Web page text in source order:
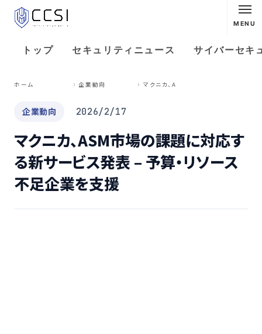
MENU
トップ セキュリティニュース サイバーセキ
ホーム 企業動向
企業動向 2026/2/17
マクニカ、ASM市場の課題に対応す
る新サービス発表 – 予算・リソース
不足企業を支援